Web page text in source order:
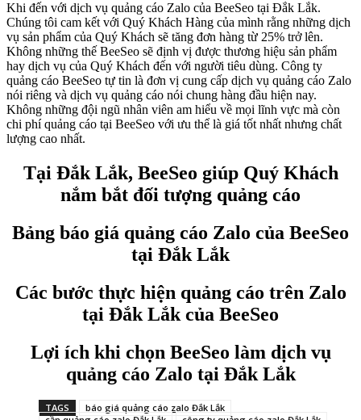
Khi đến với dịch vụ quảng cáo Zalo của BeeSeo tại Đắk Lắk.
Chúng tôi cam kết với Quý Khách Hàng của mình rằng những dịch
vụ sản phẩm của Quý Khách sẽ tăng đơn hàng từ 25% trở lên.
Không những thế BeeSeo sẽ định vị được thương hiệu sản phẩm
hay dịch vụ của Quý Khách đến với người tiêu dùng. Công ty
quảng cáo BeeSeo tự tin là đơn vị cung cấp dịch vụ quảng cáo Zalo
nói riêng và dịch vụ quảng cáo nói chung hàng đầu hiện nay.
Không những đội ngũ nhân viên am hiểu về mọi lĩnh vực mà còn
chi phí quảng cáo tại BeeSeo với ưu thể là giá tốt nhất nhưng chất
lượng cao nhất.
Tại Đắk Lắk, BeeSeo giúp Quý Khách
nắm bắt đối tượng quảng cáo
Bảng báo giá quảng cáo Zalo của BeeSeo
tại Đắk Lắk
Các bước thực hiện quảng cáo trên Zalo
tại Đắk Lắk của BeeSeo
Lợi ích khi chọn BeeSeo làm dịch vụ
quảng cáo Zalo tại Đắk Lắk
TAGS
báo giá quảng cáo zalo Đắk Lắk